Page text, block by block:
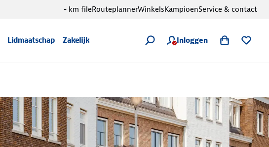
Lidmaatschap Zakelijk Inloggen
- km fileRouteplannerWinkelsKampioenService & contact